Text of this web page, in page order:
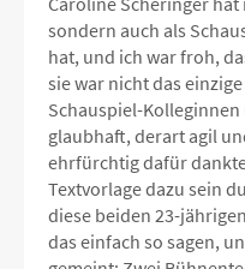
sondern auch als
hat, und ich war froh,
sie war nicht das
Schauspiel-
glaubhaft, derart agil
ehrfürchtig dafür
Textvorlage dazu sein
diese beiden 23-
das einfach so sagen,